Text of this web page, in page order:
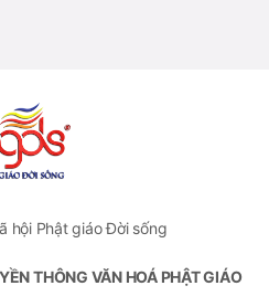
hội Phật giáo Đời sống
THÔNG VĂN HOÁ PHẬT GIÁO